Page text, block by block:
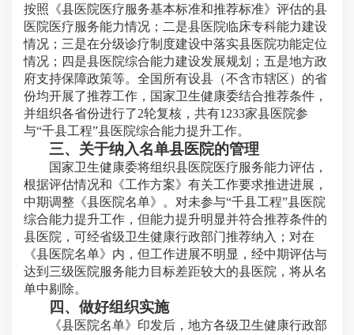
按照《县医院医疗服务基本标准和推荐标准》评估的县
医院医疗服务能力情况；二是县医院临床专科能力建设
情况；三是在分级诊疗制度建设中落实县医院功能定位
情况；四是县医院综合能力建设发展规划；五是地方政
府支持保障政策等。全国所有设县（不含市辖区）的省
份均开展了推荐工作，国家卫生健康委结合推荐条件，
并组织各省份进行了2轮复核，共有1233家县医院参
与“千县工程”县医院综合能力提升工作。
三、关于纳入名单县医院的管理
国家卫生健康委将组织县医院医疗服务能力评估，
根据评估情况和《工作方案》有关工作要求推进进展，
中期调整《县医院名单》。对未参与“千县工程”县医院
综合能力提升工作，但能力提升明显并符合推荐条件的
县医院，可经省级卫生健康行政部门推荐纳入；对在
《县医院名单》内，但工作进展不明显，经中期评估与
达到三级医院服务能力目标差距较大的县医院，将从名
单中剔除。
四、做好组织实施
《县医院名单》印发后，地方各级卫生健康行政部